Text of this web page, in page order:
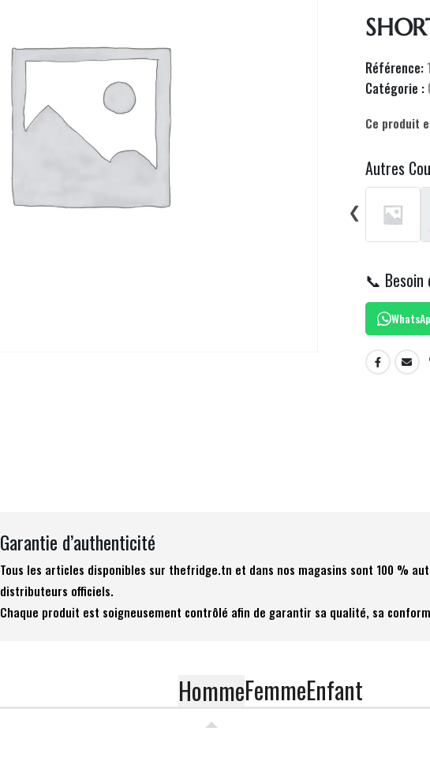
Référence:
Catégorie :
Ce produit
Autres
❮
📞 Besoin
Garantie d’authenticité
Tous les articles disponibles sur thefridge.tn et dans nos magasins sont 100 %
distributeurs officiels.
Chaque produit est soigneusement contrôlé afin de garantir sa qualité, sa
HommeFemmeEnfant